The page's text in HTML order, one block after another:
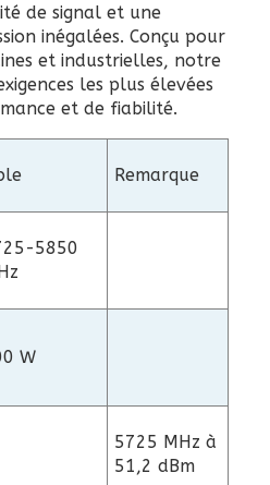
de signal et une
inégalées. Conçu pour
et industrielles, notre
les plus élevées
et de fiabilité.
Remarque
5850
W
5725 MHz à
51,2 dBm